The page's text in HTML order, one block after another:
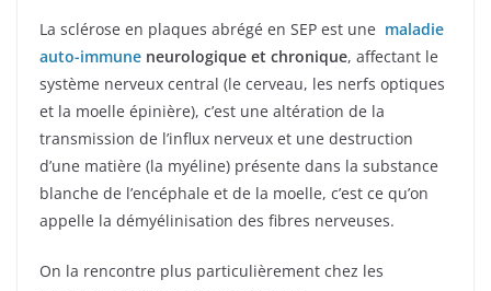
La sclérose en plaques abrégé en SEP est une maladie
auto-immune neurologique et chronique, affectant le
système nerveux central (le cerveau, les nerfs optiques
et la moelle épinière), c’est une altération de la
transmission de l’influx nerveux et une destruction
d’une matière (la myéline) présente dans la substance
blanche de l’encéphale et de la moelle, c’est ce qu’on
appelle la démyélinisation des fibres nerveuses.
On la rencontre plus particulièrement chez les